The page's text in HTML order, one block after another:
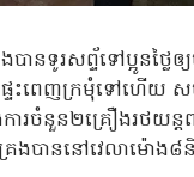
រសព្ទ័ទៅប្អូនថ្លៃឲ្យម
ទះពេញក្រមុំទៅហើយ ស
ារចំនួន២គ្រឿងរថយន្ត
រងបាននៅវេលាម៉ោង